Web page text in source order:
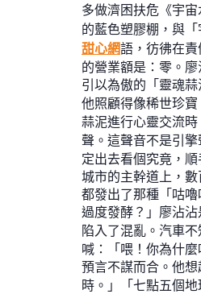
多做濟困扶危《宇
的藍色塑膠棚，與
甜心網語，彷彿在責
的營業額是：零。
引以為傲的「靈魂
他照顧得像稀世珍
蒜泥進行心靈交流
聲。這聲音不是引
定出去看個究竟，
城市的主幹道上，
都發出了那種「咕
過度發酵？」廖沾
陷入了混亂。汽車
喊：「喂！你為什
預言不謀而合。他
時。」「七點五個